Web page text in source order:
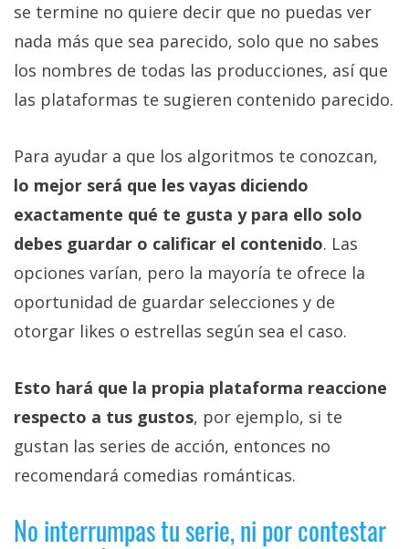
se termine no quiere decir que no puedas ver
nada más que sea parecido, solo que no sabes
los nombres de todas las producciones, así que
las plataformas te sugieren contenido parecido.
Para ayudar a que los algoritmos te conozcan,
lo mejor será que les vayas diciendo
exactamente qué te gusta y para ello solo
debes guardar o calificar el contenido. Las
opciones varían, pero la mayoría te ofrece la
oportunidad de guardar selecciones y de
otorgar likes o estrellas según sea el caso.
Esto hará que la propia plataforma reaccione
respecto a tus gustos, por ejemplo, si te
gustan las series de acción, entonces no
recomendará comedias románticas.
No interrumpas tu serie, ni por contestar